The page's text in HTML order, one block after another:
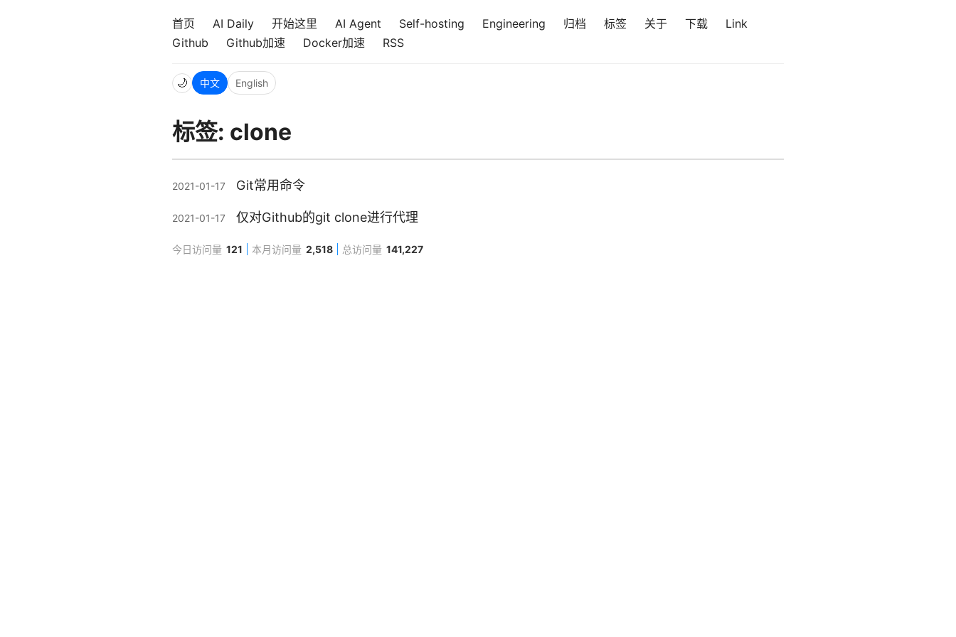
首页 AI Daily 开始这里 AI Agent Self-hosting Engineering 归档 标签 关于 下载
Link
Github
Github加速 Docker加速 RSS
🌙 中文 English
标签: clone
2021-01-17 Git常用命令
2021-01-17 仅对Github的git clone进行代理
今日访问量 121 本月访问量 2,518 总访问量 141,227